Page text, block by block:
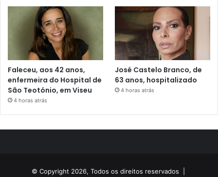
Faleceu, aos 42 anos,
enfermeira do Hospital de
São Teotónio, em Viseu
4 horas atrás
José Castelo Branco, de
63 anos, hospitalizado
4 horas atrás
© Copyright 2026, Todos os direitos reservados |